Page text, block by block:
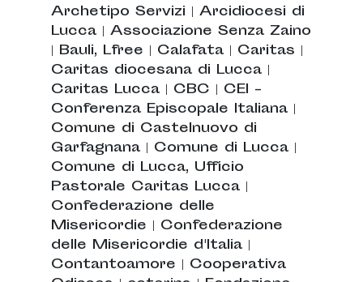
Archetipo Servizi | Arcidiocesi di
Lucca | Associazione Senza Zaino
| Bauli, Lfree | Calafata | Caritas |
Caritas diocesana di Lucca |
Caritas Lucca | CBC | CEI -
Conferenza Episcopale Italiana |
Comune di Castelnuovo di
Garfagnana | Comune di Lucca |
Comune di Lucca, Ufficio
Pastorale Caritas Lucca |
Confederazione delle
Misericordie | Confederazione
delle Misericordie d'Italia |
Contantoamore | Cooperativa